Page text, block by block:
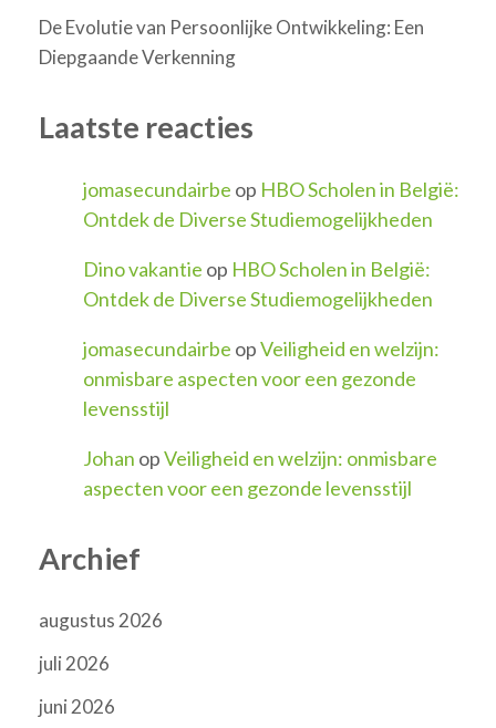
De Evolutie van Persoonlijke Ontwikkeling: Een
Diepgaande Verkenning
Laatste reacties
jomasecundairbe op HBO Scholen in België:
Ontdek de Diverse Studiemogelijkheden
Dino vakantie op HBO Scholen in België:
Ontdek de Diverse Studiemogelijkheden
jomasecundairbe opVeiligheid en welzijn:
onmisbare aspecten voor een gezonde
levensstijl
Johan opVeiligheid en welzijn: onmisbare
aspecten voor een gezonde levensstijl
Archief
augustus 2026
juli 2026
juni 2026